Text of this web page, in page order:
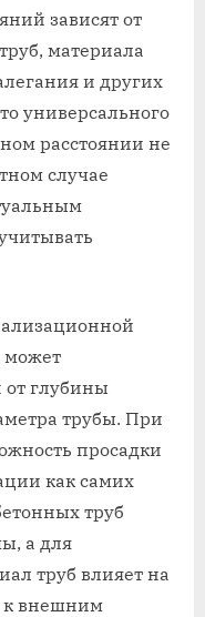
зависят от
материала
и других
универсального
расстоянии не
случае
может
от глубины
трубы. При
просадки
как самих
труб
а для
труб влияет на
к внешним